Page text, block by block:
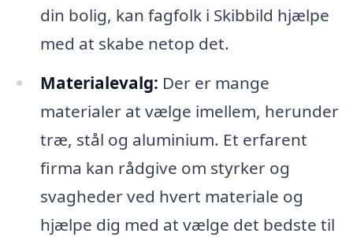
din bolig, kan fagfolk i Skibbild hjælpe
med at skabe netop det.
Materialevalg: Der er mange
materialer at vælge imellem, herunder
træ, stål og aluminium. Et erfarent
firma kan rådgive om styrker og
svagheder ved hvert materiale og
hjælpe dig med at vælge det bedste til